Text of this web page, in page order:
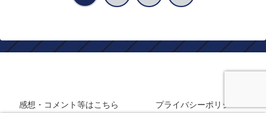
感想・コメント等はこちら プライバシーポリシー